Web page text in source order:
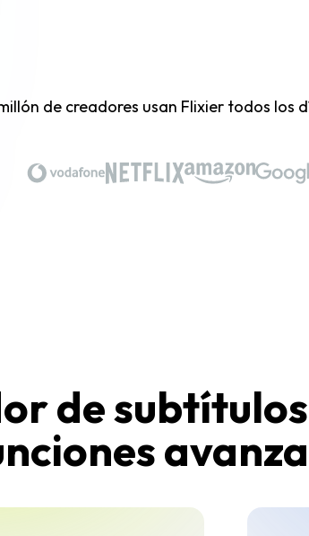
de creadores usan Flixier todos los
de